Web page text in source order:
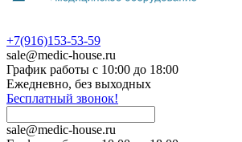
+7(916)153-53-59
sale@medic-house.ru
График работы с 10:00 до 18:00
Ежедневно, без выходных
Бесплатный звонок!
sale@medic-house.ru